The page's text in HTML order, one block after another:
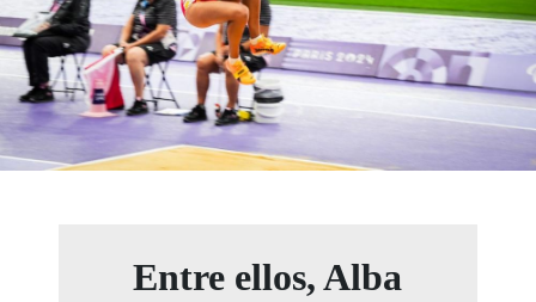
Entre ellos, Alba